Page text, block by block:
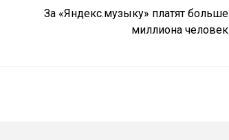
За «Яндекс.музыку» платят больше
миллиона человек